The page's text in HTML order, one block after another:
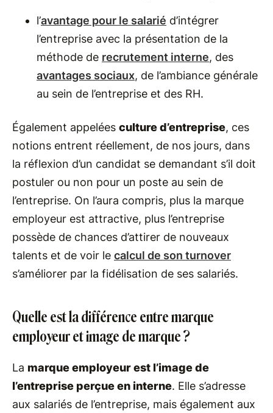
l’avantage pour le salarié d’intégrer
l’entreprise avec la présentation de la
méthode de recrutement interne, des
avantages sociaux, de l’ambiance générale
au sein de l’entreprise et des RH.
Également appelées culture d’entreprise, ces
notions entrent réellement, de nos jours, dans
la réflexion d’un candidat se demandant s’il doit
postuler ou non pour un poste au sein de
l’entreprise. On l’aura compris, plus la marque
employeur est attractive, plus l’entreprise
possède de chances d’attirer de nouveaux
talents et de voir le calcul de son turnover
s’améliorer par la fidélisation de ses salariés.
Quelle est la différence entre marque
employeur et image de marque ?
La marque employeur est l’image de
l’entreprise perçue en interne. Elle s’adresse
aux salariés de l’entreprise, mais également aux